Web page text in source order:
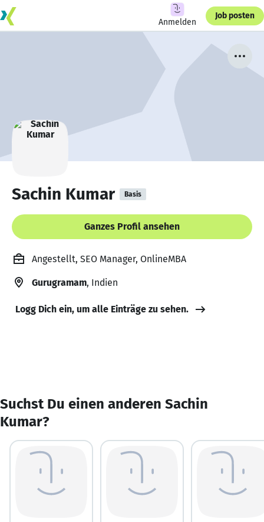
Anmelden
Job posten
Sachin Kumar Basis
Ganzes Profil ansehen
Angestellt, SEO Manager, OnlineMBA
Gurugramam, Indien
Logg Dich ein, um alle Einträge zu sehen.
Suchst Du einen anderen Sachin
Kumar?